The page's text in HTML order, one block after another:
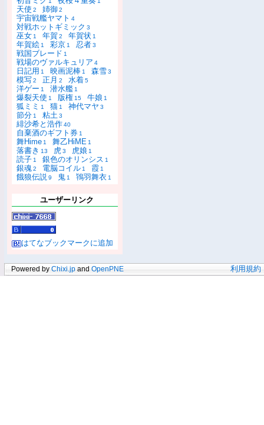
天使 2 姉御2
宇宙戦艦ヤマト 4
対戦ホットギミック 3
巫女 1 年賀2 年賀状 1
年賀絵 1 彩京 1 忍者3
戦国ブレード 1
戦場のヴァルキュリア 4
日記用 1 映画泥棒 1 森雪3
模写2 正月 2 水着5
洋ゲー 1 潜水艦 1
爆裂天使 1 版権 15 牛娘 1
狐ミミ 1 猫 1 神代マヤ 3
節分 1 粘土3
緋沙希と浩作40
自棄酒のギフト券 1
舞Hime 1 舞乙HiME 1
落書き 13 虎3 虎娘 1
読子 1 銀色のオリンシス 1
銀魂2 電脳コイル 1 霞 1
餓狼伝説9 鬼 1 鴇羽舞衣 1
ユーザーリンク
はてなブックマークに追加
Powered by Chixi.jp and OpenPNE 利用規約